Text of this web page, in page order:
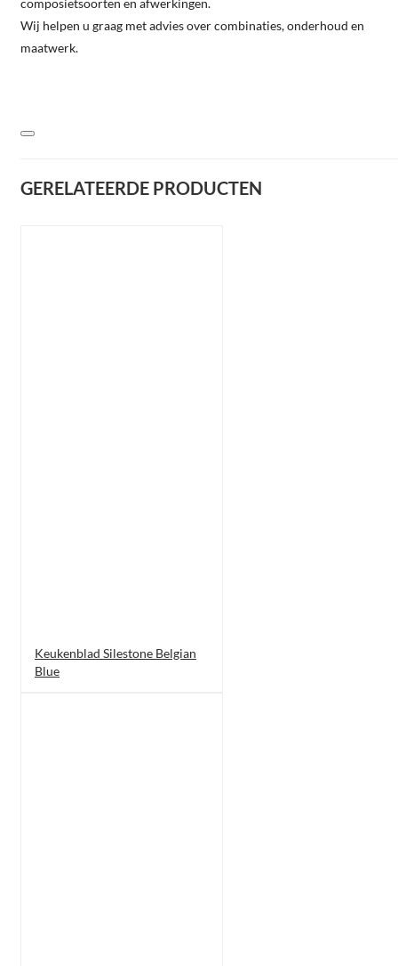
Wij helpen u graag met advies over combinaties, onderhoud en
maatwerk.
GERELATEERDE PRODUCTEN
Keukenblad Silestone Belgian
Blue